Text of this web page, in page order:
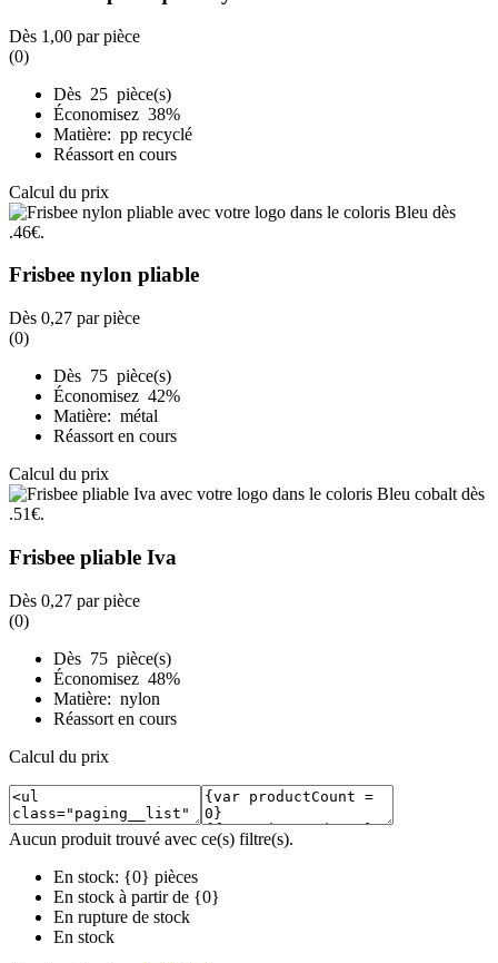
Dès 1,00 par pièce
(0)
Dès 25 pièce(s)
Économisez 38%
Matière: pp recyclé
Réassort en cours
Calcul du prix
Frisbee nylon pliable
Dès 0,27 par pièce
(0)
Dès 75 pièce(s)
Économisez 42%
Matière: métal
Réassort en cours
Calcul du prix
Frisbee pliable Iva
Dès 0,27 par pièce
(0)
Dès 75 pièce(s)
Économisez 48%
Matière: nylon
Réassort en cours
Calcul du prix
Aucun produit trouvé avec ce(s) filtre(s).
En stock: {0} pièces
En stock à partir de {0}
En rupture de stock
En stock